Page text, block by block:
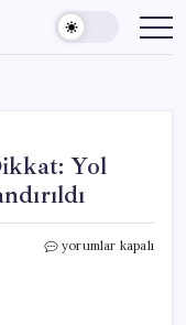
Yol
Hafriyat
yorumlar kapalı